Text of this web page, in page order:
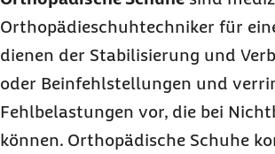
Orthopädieschuhtechniker für
dienen der Stabilisierung und
oder Beinfehlstellungen und
Fehlbelastungen vor, die bei
können. Orthopädische Schuhe